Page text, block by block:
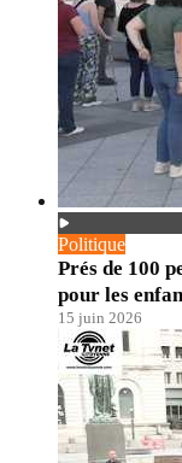
Politique
Prés de 100
pour les
15 juin 2026